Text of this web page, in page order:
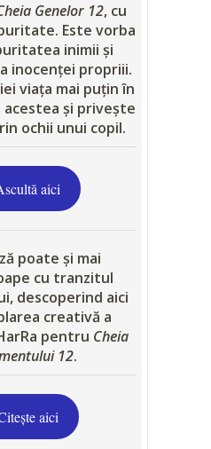
Genelor 12, cu
Este vorba
inimii și
inocenței propriii.
viața mai puțin în
acestea și privește
ochii unui copil.
aici
poate și mai
cu tranzitul
descoperind aici
creativă a
pentru Cheia
12.
aici